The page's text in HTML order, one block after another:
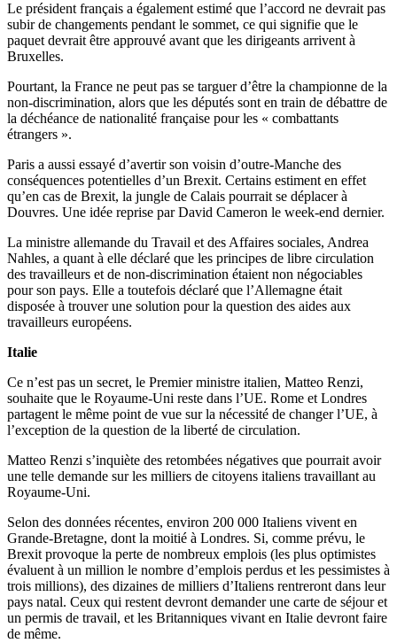
Le président français a également estimé que l’accord ne devrait pas
subir de changements pendant le sommet, ce qui signifie que le
paquet devrait être approuvé avant que les dirigeants arrivent à
Bruxelles.
Pourtant, la France ne peut pas se targuer d’être la championne de la
non-discrimination, alors que les députés sont en train de débattre de
la déchéance de nationalité française pour les « combattants
étrangers ».
Paris a aussi essayé d’avertir son voisin d’outre-Manche des
conséquences potentielles d’un Brexit. Certains estiment en effet
qu’en cas de Brexit, la jungle de Calais pourrait se déplacer à
Douvres. Une idée reprise par David Cameron le week-end dernier.
La ministre allemande du Travail et des Affaires sociales, Andrea
Nahles, a quant à elle déclaré que les principes de libre circulation
des travailleurs et de non-discrimination étaient non négociables
pour son pays. Elle a toutefois déclaré que l’Allemagne était
disposée à trouver une solution pour la question des aides aux
travailleurs européens.
Italie
Ce n’est pas un secret, le Premier ministre italien, Matteo Renzi,
souhaite que le Royaume-Uni reste dans l’UE. Rome et Londres
partagent le même point de vue sur la nécessité de changer l’UE, à
l’exception de la question de la liberté de circulation.
Matteo Renzi s’inquiète des retombées négatives que pourrait avoir
une telle demande sur les milliers de citoyens italiens travaillant au
Royaume-Uni.
Selon des données récentes, environ 200 000 Italiens vivent en
Grande-Bretagne, dont la moitié à Londres. Si, comme prévu, le
Brexit provoque la perte de nombreux emplois (les plus optimistes
évaluent à un million le nombre d’emplois perdus et les pessimistes à
trois millions), des dizaines de milliers d’Italiens rentreront dans leur
pays natal. Ceux qui restent devront demander une carte de séjour et
un permis de travail, et les Britanniques vivant en Italie devront faire
de même.